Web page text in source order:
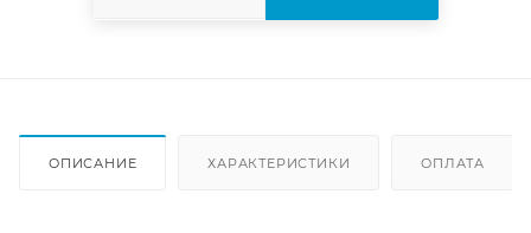
ОПИСАНИЕ ХАРАКТЕРИСТИКИ ОПЛАТА